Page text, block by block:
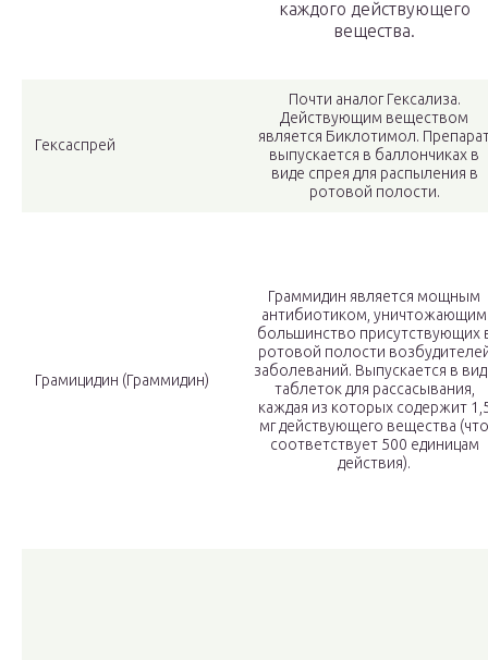
каждого действующего
вещества.
Гексаспрей
Почти аналог Гексализа.
Действующим веществом
является Биклотимол.
выпускается в баллончиках в
виде спрея для распыления в
ротовой полости.
Грамицидин (Граммидин)
Граммидин является мощным
антибиотиком, уничтожающим
большинство присутствующих
ротовой полости
заболеваний. Выпускается в
таблеток для рассасывания,
каждая из которых содержит
мг действующего вещества (что
соответствует 500 единицам
действия).